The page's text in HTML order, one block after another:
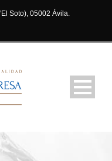
Soto), 05002 Ávila.